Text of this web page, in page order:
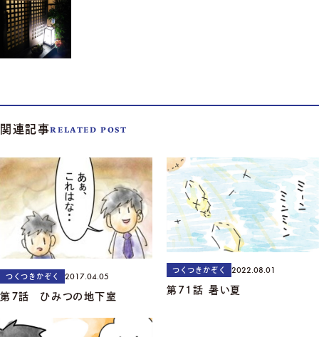
関連記事RELATED POST
つくつきかぞく 2017.04.05
第７話 ひみつの地下室
つくつきかぞく 2022.08.01
第71話 暑い夏